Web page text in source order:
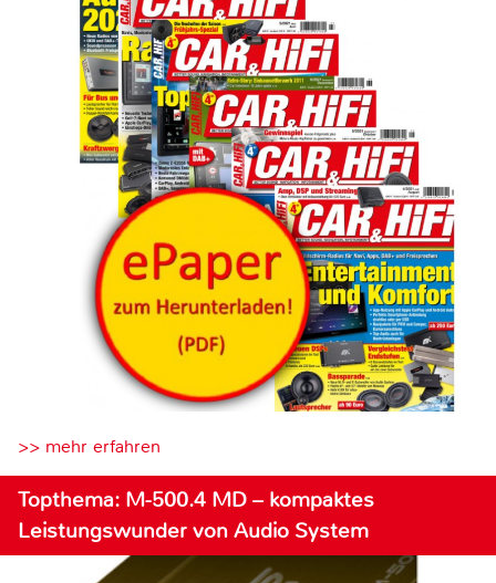
>> mehr erfahren
Topthema: M-500.4 MD – kompaktes
Leistungswunder von Audio System